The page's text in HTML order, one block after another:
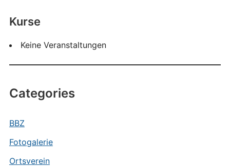
Kurse
Keine Veranstaltungen
Categories
BBZ
Fotogalerie
Ortsverein